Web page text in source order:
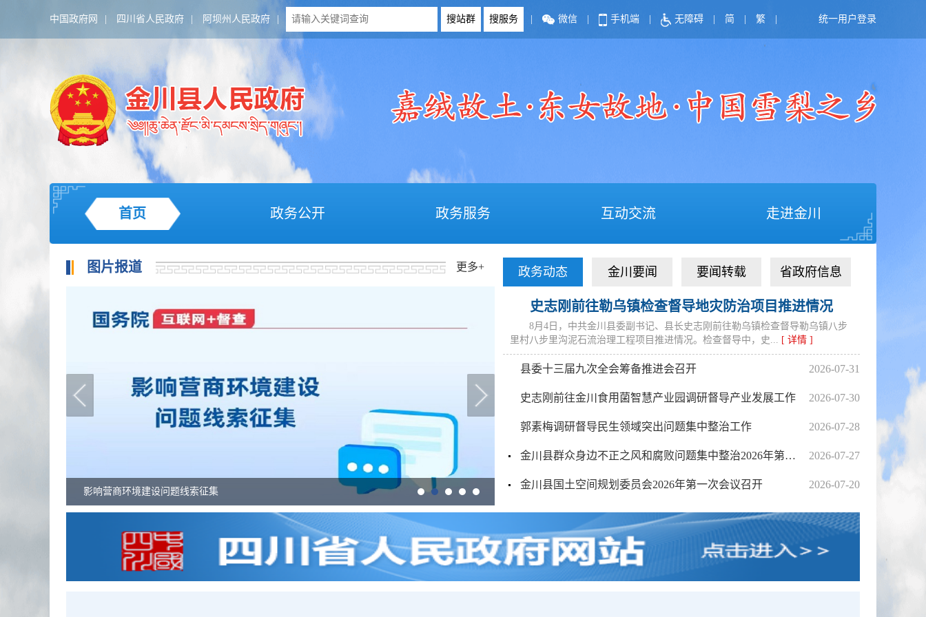
中国政府网 四川省人民政府 阿坝州人民政府 微信 手机端 无障碍 简 繁 统一用户登录
首页 政务公开 政务服务 互动交流 走进金川
图片报道 更多+
影响营商环境建设问题线索征集 @国务院 我来说
政务动态 金川要闻 要闻转载 省政府信息
史志刚前往勒乌镇检查督导地灾防治项目推进情况
8月4日，中共金川县委副书记、县长史志刚前往勒乌镇检查督导勒乌镇八步
里村八步里沟泥石流治理工程项目推进情况。检查督导中，史... [ 详情 ]
县委十三届九次全会筹备推进会召开 2026-07-31
史志刚前往金川食用菌智慧产业园调研督导产业发展工作 2026-07-30
郭素梅调研督导民生领域突出问题集中整治工作 2026-07-28
金川县群众身边不正之风和腐败问题集中整治2026年第三次攻坚决战工作推进会召开 2026-07-27
金川县国土空间规划委员会2026年第一次会议召开 2026-07-20